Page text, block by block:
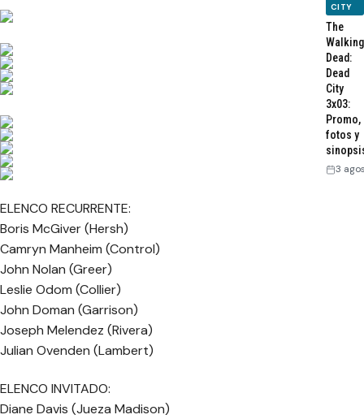
ELENCO RECURRENTE:
Boris McGiver (Hersh)
Camryn Manheim (Control)
John Nolan (Greer)
Leslie Odom (Collier)
John Doman (Garrison)
Joseph Melendez (Rivera)
Julian Ovenden (Lambert)
ELENCO INVITADO:
Diane Davis (Jueza Madison)
CITY
The
Walking
Dead:
Dead
City
3x03:
Promo,
fotos y
3